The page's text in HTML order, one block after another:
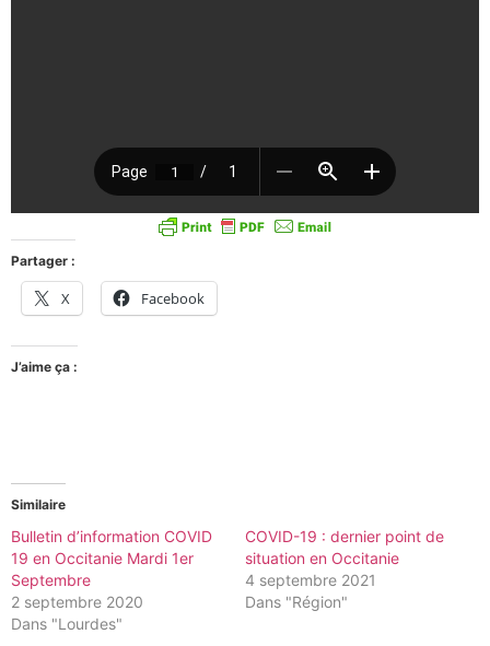
Partager :
X Facebook
J’aime ça :
Similaire
Bulletin d’information COVID
19 en Occitanie Mardi 1er
Septembre
2 septembre 2020
Dans "Lourdes"
COVID-19 : dernier point de
situation en Occitanie
4 septembre 2021
Dans "Région"